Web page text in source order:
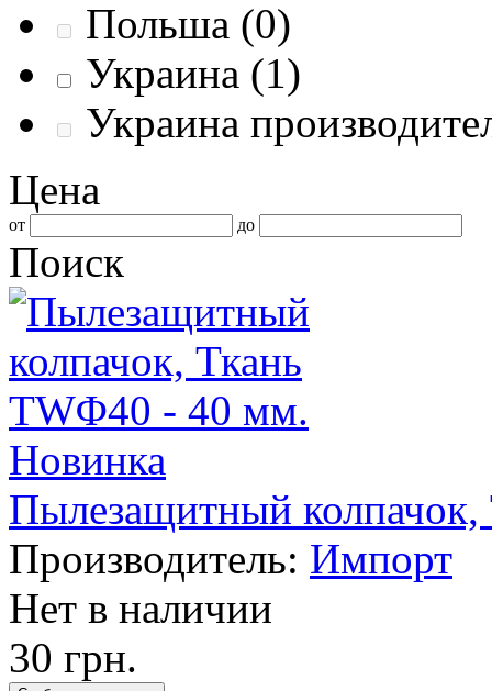
Польша (0)
Украина (1)
Украина
Цена
от до
Поиск
Новинка
Пылезащитный
Производитель: Импорт
Нет в наличии
30 грн.